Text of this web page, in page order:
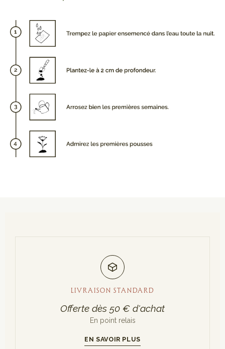
LIVRAISON STANDARD
Offerte dès 50 € d'achat
En point relais
EN SAVOIR PLUS